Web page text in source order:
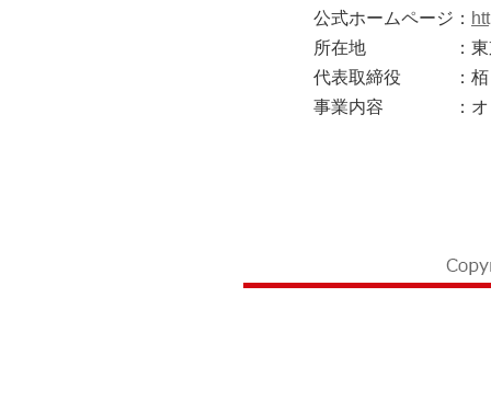
公式ホームページ ：
所在地
：
代表取締役
：
事業内容
：